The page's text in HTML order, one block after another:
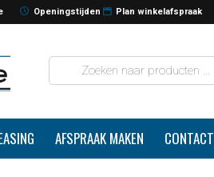
Openingstijden Plan winkelafspraak
AFSPRAAK MAKEN CONTACT